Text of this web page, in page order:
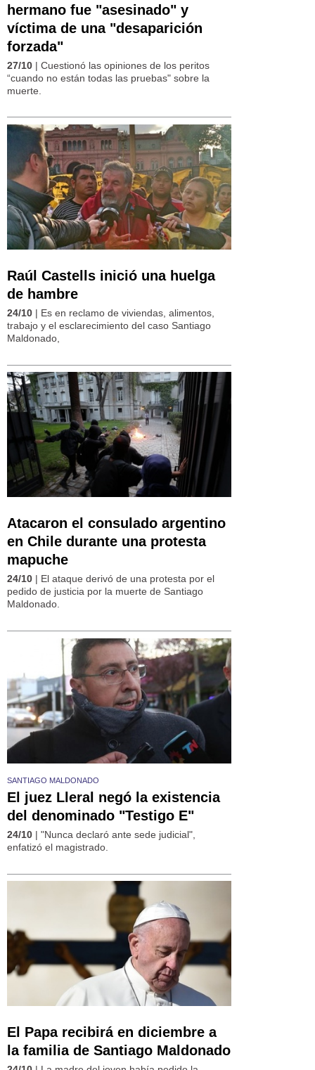
hermano fue "asesinado" y
víctima de una "desaparición
forzada"
27/10 | Cuestionó las opiniones de los peritos
“cuando no están todas las pruebas" sobre la
muerte.
Raúl Castells inició una huelga
de hambre
24/10 | Es en reclamo de viviendas, alimentos,
trabajo y el esclarecimiento del caso Santiago
Maldonado,
Atacaron el consulado argentino
en Chile durante una protesta
mapuche
24/10 | El ataque derivó de una protesta por el
pedido de justicia por la muerte de Santiago
Maldonado.
SANTIAGO MALDONADO
El juez Lleral negó la existencia
del denominado "Testigo E"
24/10 | "Nunca declaró ante sede judicial",
enfatizó el magistrado.
El Papa recibirá en diciembre a
la familia de Santiago Maldonado